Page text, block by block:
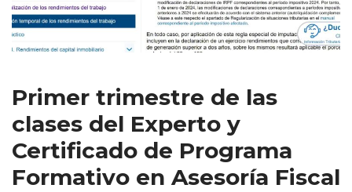
Primer trimestre de las
clases del Experto y
Certificado de Programa
Formativo en Asesoría Fiscal